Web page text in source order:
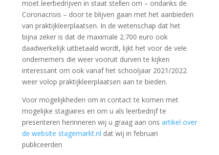
moet leerbedrijven in staat stellen om – ondanks de
Coronacrisis – door te blijven gaan met het aanbieden
van praktijkleerplaatsen. In de wetenschap dat het
bijna zeker is dat de maximale 2.700 euro ook
daadwerkelijk uitbetaald wordt, lijkt het voor de vele
ondernemers die weer vooruit durven te kijken
interessant om ook vanaf het schooljaar 2021/2022
weer volop praktijkleerplaatsen aan te bieden.
Voor mogelijkheden om in contact te komen met
mogelijke stagiaires en om u als leerbedrijf te
presenteren herinneren wij u graag aan ons artikel over
de website stagemarkt.nl dat wij in februari
publiceerden